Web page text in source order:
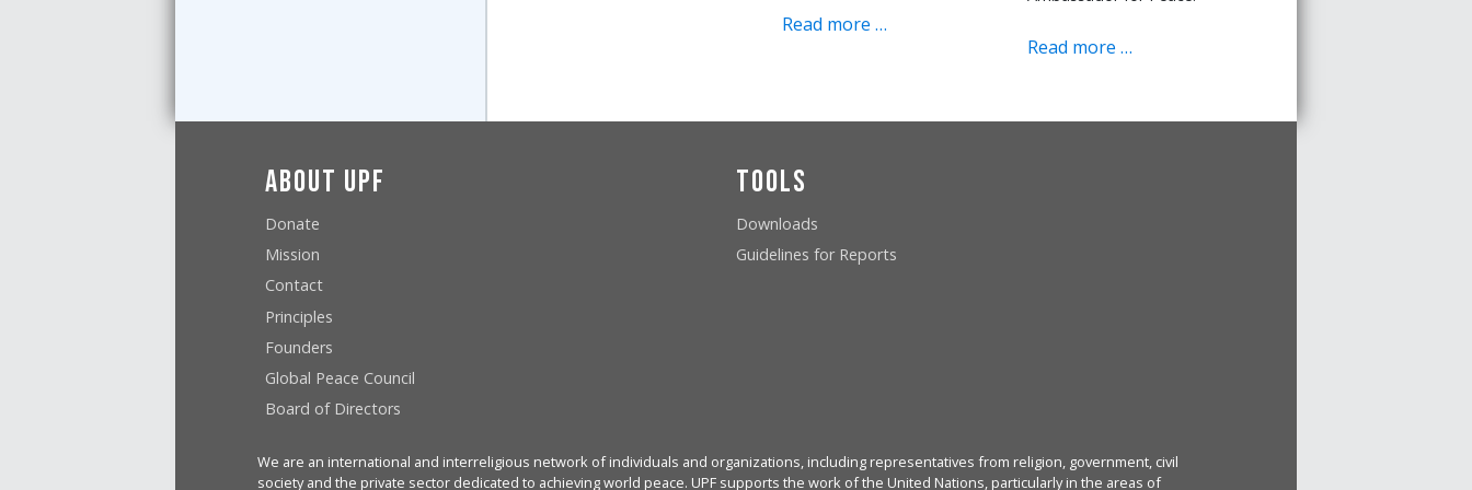
Read more …
Read more …
About UPF
Donate
Mission
Contact
Principles
Founders
Global Peace Council
Board of Directors
Tools
Downloads
Guidelines for Reports
We are an international and interreligious network of individuals and organizations, including representatives from religion, government, civil
society and the private sector dedicated to achieving world peace. UPF supports the work of the United Nations, particularly in the areas of